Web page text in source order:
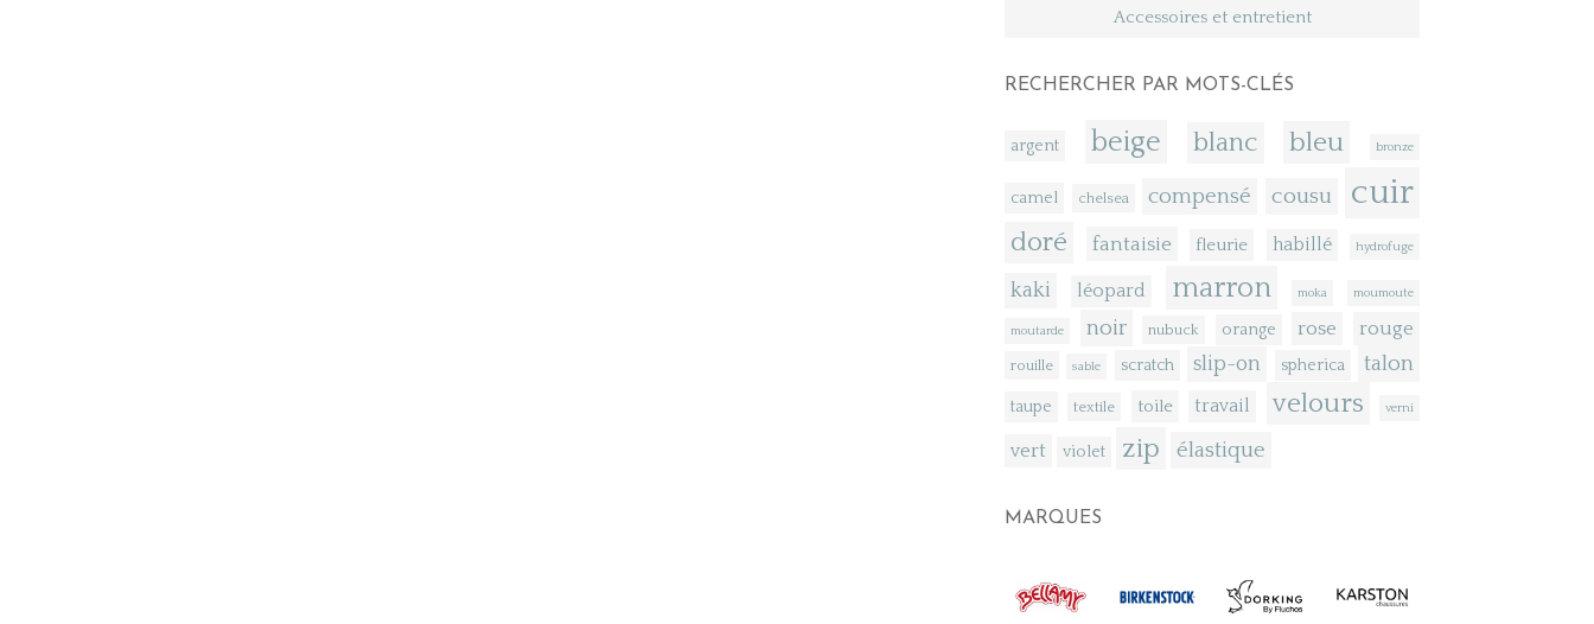
Accessoires et entretient
RECHERCHER PAR MOTS-CLÉS
argent beige blanc bleu bronze
camel chelsea compensé cousu cuir
doré fantaisie fleurie habillé hydrofuge
kaki léopard marron moka moumoute
moutarde noir nubuck orange rose rouge
rouille sable scratch slip-on spherica talon
taupe textile toile travail velours verni
vert violet zip élastique
MARQUES